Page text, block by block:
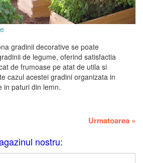
gradinii decorative se poate
de legume, oferind satisfactia
de frumoase pe atat de utila si
cazul acestei gradini organizata in
in paturi din lemn.
Urmatoarea »
nostru: